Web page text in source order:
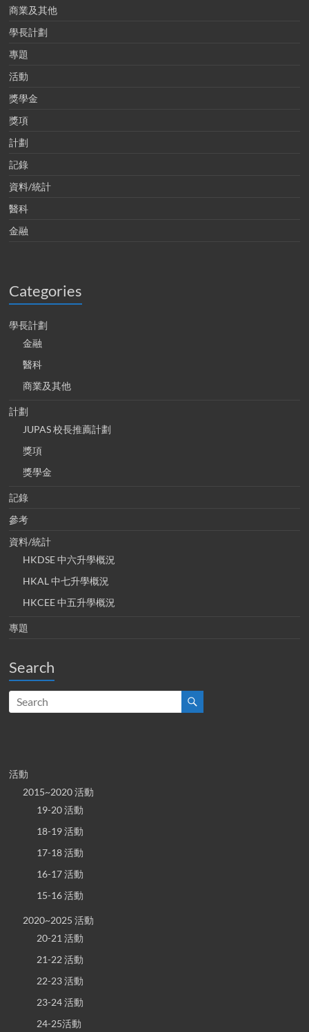
商業及其他
學長計劃
專題
活動
獎學金
獎項
計劃
記錄
資料/統計
醫科
金融
Categories
學長計劃
金融
醫科
商業及其他
計劃
JUPAS 校長推薦計劃
獎項
獎學金
記錄
參考
資料/統計
HKDSE 中六升學概況
HKAL 中七升學概況
HKCEE 中五升學概況
專題
Search
活動
2015~2020 活動
19-20 活動
18-19 活動
17-18 活動
16-17 活動
15-16 活動
2020~2025 活動
20-21 活動
21-22 活動
22-23 活動
23-24 活動
24-25活動